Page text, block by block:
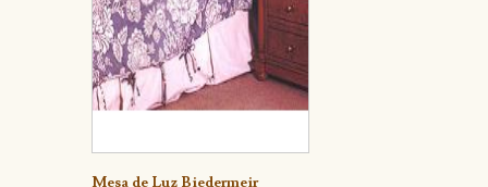
Detalle
Mesa de Luz Biedermeir